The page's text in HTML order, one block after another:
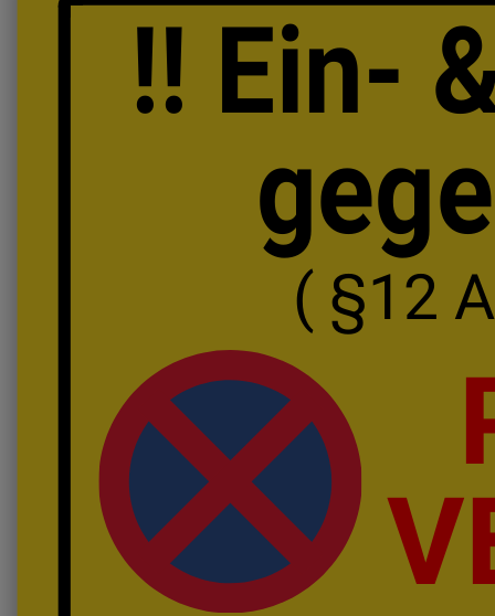
!! Ein-
( §12